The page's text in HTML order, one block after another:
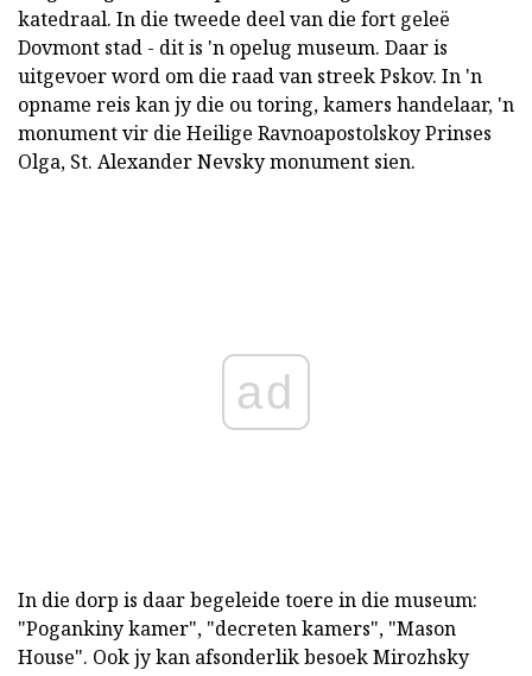
katedraal. In die tweede deel van die fort geleë
Dovmont stad - dit is 'n opelug museum. Daar is
uitgevoer word om die raad van streek Pskov. In 'n
opname reis kan jy die ou toring, kamers handelaar, 'n
monument vir die Heilige Ravnoapostolskoy Prinses
Olga, St. Alexander Nevsky monument sien.
ad
In die dorp is daar begeleide toere in die museum:
"Pogankiny kamer", "decreten kamers", "Mason
House". Ook jy kan afsonderlik besoek Mirozhsky